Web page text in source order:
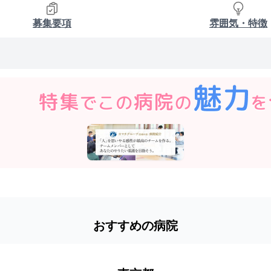
募集要項 雰囲気・特徴
おすすめの病院